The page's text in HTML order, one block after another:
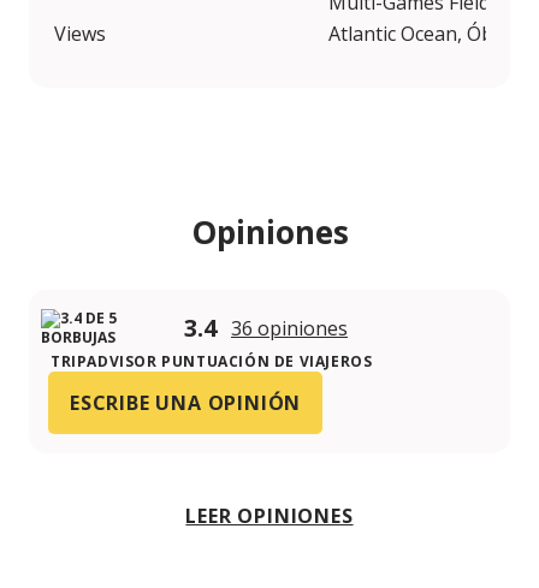
Views
Atlantic Ocean, Óbidos
Opiniones
3.4 36 opiniones
TRIPADVISOR PUNTUACIÓN DE VIAJEROS
ESCRIBE UNA OPINIÓN
LEER OPINIONES